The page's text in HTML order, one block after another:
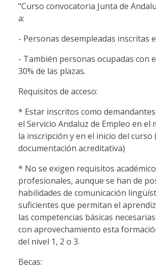
"Curso convocatoria Junta de
a:
- Personas desempleadas inscritas
- También personas ocupadas con
30% de las plazas.
Requisitos de acceso:
* Estar inscritos como
el Servicio Andaluz de Empleo en el
la inscripción y en el inicio del curso
documentación acreditativa)
* No se exigen requisitos
profesionales, aunque se han de
habilidades de comunicación
suficientes que permitan el
las competencias básicas
con aprovechamiento esta
del nivel 1, 2 o 3.
Becas: